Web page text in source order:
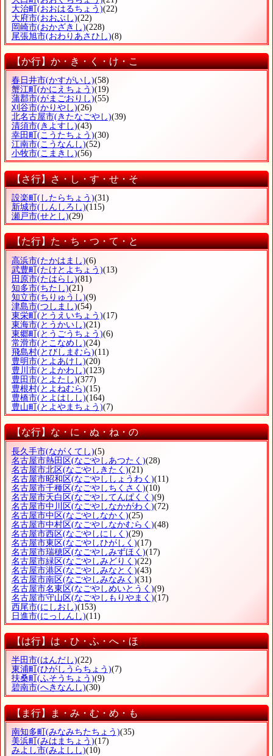
大治町(おおはるちょう)(22)
大府市(おおぶし)(22)
岡崎市(おかざきし)(228)
尾張旭市(おわりあさひし)(8)
【か行】か・き・く・け・こ
春日井市(かすがいし)(58)
蟹江町 (かにえちょう)(19)
蒲郡市(がまごおりし)(55)
刈谷市(かりやし)(26)
北名古屋市(きたなごやし)(39)
清須市(きよすし)(43)
幸田町 (こうたちょう)(30)
江南市(こうなんし)(52)
小牧市(こまきし)(56)
【さ行】さ・し・す・せ・そ
設楽町 (したらちょう)(31)
新城市(しんしろし)(115)
瀬戸市(せとし)(29)
【た行】た・ち・つ・て・と
高浜市(たかはまし)(6)
武豊町 (たけとよちょう)(13)
田原市(たはらし)(81)
知多市(ちたし)(21)
知立市(ちりゅうし)(9)
津島市(つしまし)(54)
東栄町 (とうえいちょう)(17)
東海市(とうかいし)(21)
東郷町 (とうごうちょう)(6)
常滑市(とこなめし)(24)
飛島村(とびしまむら)(11)
豊明市(とよあけし)(20)
豊川市(とよかわし)(123)
豊田市(とよたし)(377)
豊根村(とよねむら)(15)
豊橋市(とよはしし)(164)
豊山町 (とよやまちょう)(7)
【な行】な・に・ぬ・ね・の
長久手市(ながくてし)(5)
名古屋市熱田区(なごやしあつたく)(28)
名古屋市北区(なごやしきたく)(21)
名古屋市昭和区(なごやししょうわく)(11)
名古屋市千種区(なごやしちくさく)(10)
名古屋市天白区(なごやしてんぱくく)(9)
名古屋市中川区(なごやしなかがわく)(72)
名古屋市中区(なごやしなかく)(25)
名古屋市中村区(なごやしなかむらく)(48)
名古屋市西区(なごやしにしく)(29)
名古屋市東区(なごやしひがしく)(17)
名古屋市瑞穂区(なごやしみずほく)(17)
名古屋市緑区(なごやしみどりく)(22)
名古屋市港区(なごやしみなとく)(43)
名古屋市南区(なごやしみなみく)(31)
名古屋市名東区(なごやしめいとうく)(9)
名古屋市守山区(なごやしもりやまく)(17)
西尾市(にしおし)(153)
日進市(にっしんし)(11)
【は行】は・ひ・ふ・へ・ほ
半田市(はんだし)(22)
東浦町 (ひがしうらちょう)(7)
扶桑町 (ふそうちょう)(9)
碧南市(へきなんし)(30)
【ま行】ま・み・む・め・も
南知多町 (みなみちたちょう)(35)
美浜町 (みはまちょう)(17)
みよし市(みよしし)(10)